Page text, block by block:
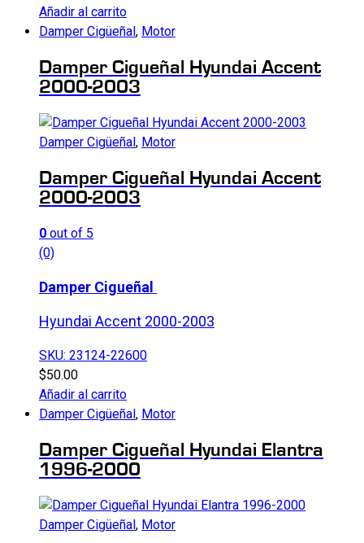
Añadir al carrito
Damper Cigüeñal , Motor
Damper Cigueñal Hyundai Accent
2000-2003
Damper Cigüeñal, Motor
Damper Cigueñal Hyundai Accent
2000-2003
0 out of 5
(0)
Damper Cigueñal
Hyundai Accent 2000-2003
SKU: 23124-22600
$50.00
Añadir al carrito
Damper Cigüeñal, Motor
Damper Cigueñal Hyundai Elantra
1996-2000
Damper Cigüeñal, Motor